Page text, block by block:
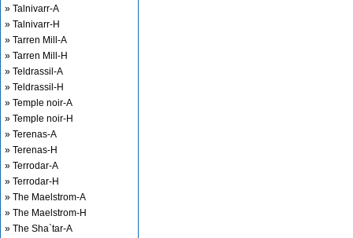
» Talnivarr-A
» Talnivarr-H
» Tarren Mill-A
» Tarren Mill-H
» Teldrassil-A
» Teldrassil-H
» Temple noir-A
» Temple noir-H
» Terenas-A
» Terenas-H
» Terrodar-A
» Terrodar-H
» The Maelstrom-A
» The Maelstrom-H
» The Sha`tar-A